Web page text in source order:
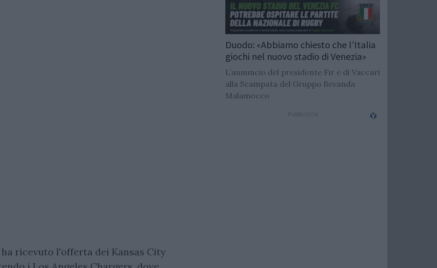
ricevuto l'offerta dei Kansas City
Duodo: «Abbiamo chiesto che l’Italia
giochi nel nuovo stadio di Venezia»
L’annuncio del presidente Fir e di Vaccari
alla Scampata del Gruppo Bevanda
Malamocco